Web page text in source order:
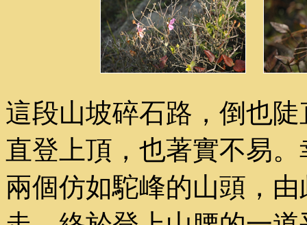
這段山坡碎石路，倒也
直登上頂，也著實不易
兩個仿如駝峰的山頭，